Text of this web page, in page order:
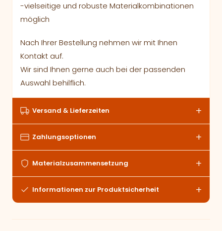
-vielseitige und robuste Materialkombinationen
möglich
Nach Ihrer Bestellung nehmen wir mit Ihnen
Kontakt auf.
Wir sind Ihnen gerne auch bei der passenden
Auswahl behilflich.
Versand & Lieferzeiten
Zahlungsoptionen
Materialzusammensetzung
Informationen zur Produktsicherheit